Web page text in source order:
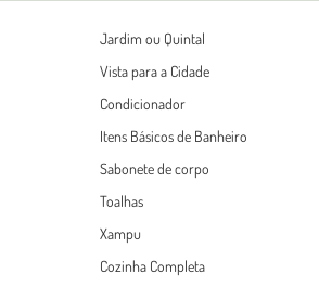
Jardim ou Quintal
Vista para a Cidade
Condicionador
Itens Básicos de Banheiro
Sabonete de corpo
Toalhas
Xampu
Cozinha Completa